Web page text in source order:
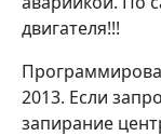
двигателя!!!
2013. Если
запирание